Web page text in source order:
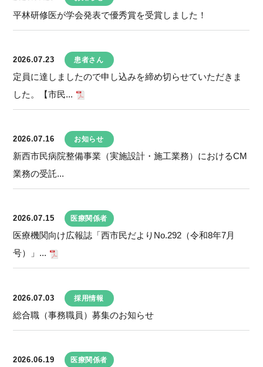
平林研修医が学会発表で優秀賞を受賞しました！
2026.07.23 患者さん
定員に達しましたので申し込みを締め切らせていただきま
した。【市民...
2026.07.16 お知らせ
新西市民病院整備事業（実施設計・施工業務）におけるCM
業務の受託...
2026.07.15 医療関係者
医療機関向け広報誌「西市民だよりNo.292（令和8年7月
号）」...
2026.07.03 採用情報
総合職（事務職員）募集のお知らせ
2026.06.19 医療関係者